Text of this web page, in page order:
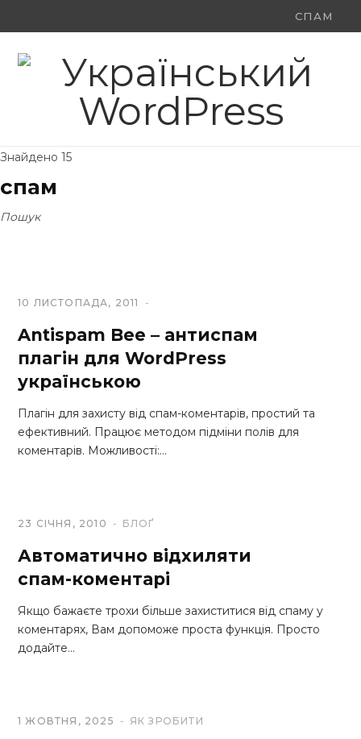
Ви
F X
(
Y
o
Знайдено 15
спам
Пошук
10 ЛИСТОПАДА, 2011
Antispam Bee – антиспам
плагін для WordPress
українською
Плагін для захисту від спам-коментарів, простий та
ефективний. Працює методом підміни полів для
коментарів. Можливості:…
БЛОҐ
23 СІЧНЯ, 2010
Автоматично відхиляти
спам-коментарі
Якщо бажаєте трохи більше захиститися від спаму у
коментарях, Вам допоможе проста функція. Просто
додайте…
ЯК ЗРОБИТИ
1 ЖОВТНЯ, 2025